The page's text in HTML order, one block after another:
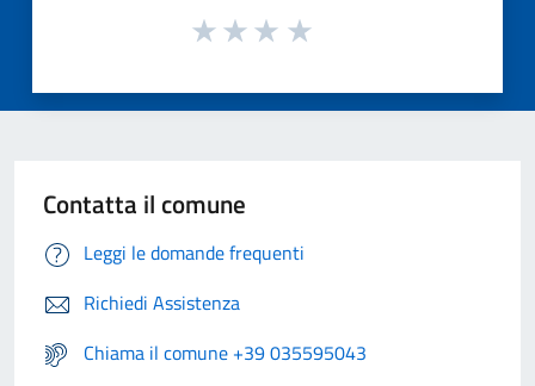
Contatta il comune
Leggi le domande frequenti
Richiedi Assistenza
Chiama il comune +39 035595043